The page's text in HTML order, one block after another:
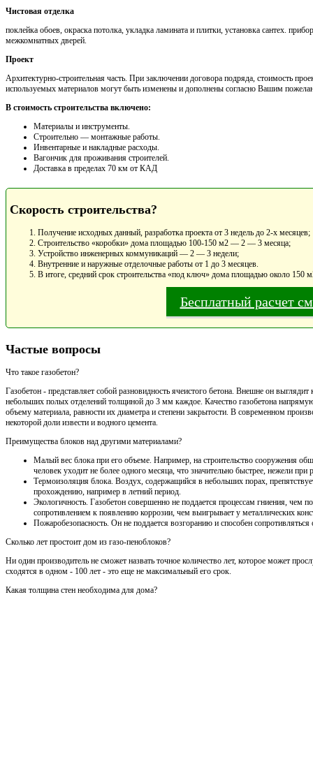
Чистовая отделка
поклейка обоев, окраска потолка, укладка ламината и плитки, установка сантех.
межкомнатных дверей.
Проект
Архитектурно-строительная часть. При заключении договора подряда, стоимость
используемых материалов могут быть изменены и дополнены согласно Вашим
В стоимость строительства включено:
Материалы и инструменты.
Cтроительно — монтажные работы.
Инвентарные и накладные расходы.
Вагончик для проживания строителей.
Доставка в пределах 70 км от КАД
Скорость строительства?
Получение исходных данный, разработка проекта от 3 недель до 2-х месяцев;
Строительство «коробки» дома площадью 100-150 м2 — 2 — 3 месяца;
Устройство инженерных коммуникаций — 2 — 3 недели;
Внутренние и наружные отделочные работы от 1 до 3 месяцев.
В итоге, средний срок строительства «под ключ» дома площадью около 150
Бесплатный расчет
Частые вопросы
Что такое газобетон?
Газобетон - представляет собой разновидность ячеистого бетона. Внешне он
небольших полых отделений толщиной до 3 мм каждое. Качество газобетона
объему материала, равности их диаметра и степени закрытости. В современном
некоторой доли извести и водного цемента.
Преимущества блоков над другими материалами?
Малый вес блока при его объеме. Например, на строительство сооружения
человек уходит не более одного месяца, что значительно быстрее, нежели
Термоизоляция блока. Воздух, содержащийся в небольших порах,
прохождению, например в летний период.
Экологичность. Газобетон совершенно не поддается процессам гниения, чем
сопротивлением к появлению коррозии, чем выигрывает у металлических
Пожаробезопасность. Он не поддается возгоранию и способен
Сколько лет простоит дом из газо-пеноблоков?
Ни один производитель не сможет назвать точное количество лет, которое может
сходятся в одном - 100 лет - это еще не максимальный его срок.
Какая толщина стен необходима для дома?